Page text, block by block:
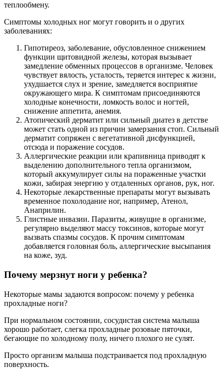
теплообмену.
Симптомы холодных ног могут говорить и о других
заболеваниях:
Гипотиреоз, заболевание, обусловленное снижением
функции щитовидной железы, которая вызывает
замедление обменных процессов в организме. Человек
чувствует вялость, усталость, теряется интерес к жизни,
ухудшается слух и зрение, замедляется восприятие
окружающего мира. К симптомам присоединяются
холодные конечности, ломкость волос и ногтей,
снижение аппетита, анемия.
Атопический дерматит или сильный диатез в детстве
может стать одной из причин замерзания стоп. Сильный
дерматит сопряжен с вегетативной дисфункцией,
отсюда и поражение сосудов.
Аллергические реакции или крапивница приводят к
выделению дополнительного тепла организмом,
который аккумулирует силы на пораженные участки
кожи, забирая энергию у отдаленных органов, рук, ног.
Некоторые лекарственные препараты могут вызывать
временное похолодание ног, например, Атенол,
Анаприлин.
Глистные инвазии. Паразиты, живущие в организме,
регулярно выделяют массу токсинов, которые могут
вызвать спазмы сосудов. К прочим симптомам
добавляется головная боль, аллергические высыпания
на коже, зуд.
Почему мерзнут ноги у ребенка?
Некоторые мамы задаются вопросом: почему у ребенка
прохладные ноги?
При нормальном состоянии, сосудистая система малыша
хорошо работает, слегка прохладные розовые пяточки,
бегающие по холодному полу, ничего плохого не сулят.
Просто организм малыша подстраивается под прохладную
поверхность.